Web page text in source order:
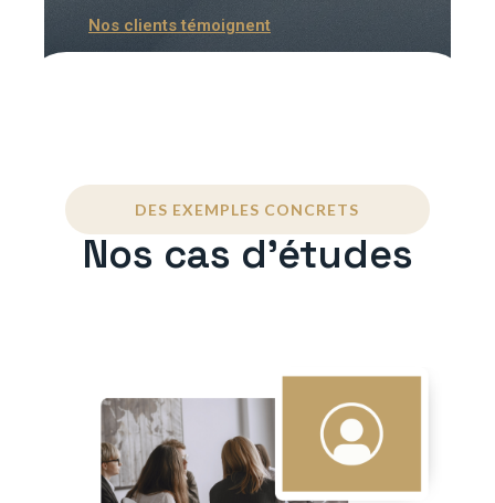
Nos clients témoignent
DES EXEMPLES CONCRETS
Nos cas d'études